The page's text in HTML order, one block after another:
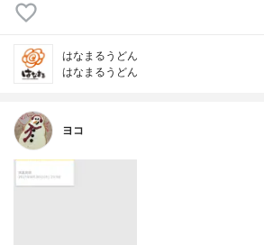
はなまるうどん
はなまるうどん
ヨコ